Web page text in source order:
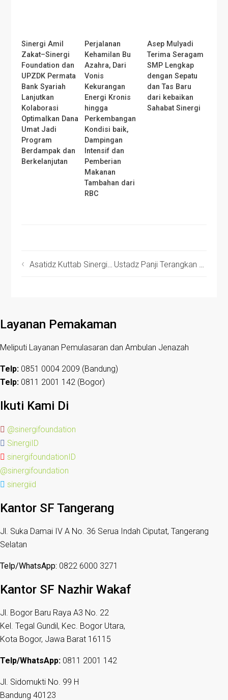
Sinergi Amil
Zakat–Sinergi
Foundation dan
UPZDK Permata
Bank Syariah
Lanjutkan
Kolaborasi
Optimalkan Dana
Umat Jadi
Program
Berdampak dan
Berkelanjutan
Perjalanan
Kehamilan Bu
Azahra, Dari
Vonis
Kekurangan
Energi Kronis
hingga
Perkembangan
Kondisi baik,
Dampingan
Intensif dan
Pemberian
Makanan
Tambahan dari
RBC
Asep Mulyadi
Terima Seragam
SMP Lengkap
dengan Sepatu
dan Tas Baru
dari kebaikan
Sahabat Sinergi
Asatidz Kuttab Sinergi Terus Belajar, Lakukan Studi Banding ke Kuttab Daarussalaam Jogjakarta Ustadz Panji Terangkan Materi tentang Fungsi dan Keutamaan Shalat
Layanan Pemakaman
Meliputi Layanan Pemulasaran dan Ambulan Jenazah
Telp: 0851 0004 2009 (Bandung)
Telp: 0811 2001 142 (Bogor)
Ikuti Kami Di
@sinergifoundation
SinergiID
sinergifoundationID
@sinergifoundation
sinergiid
Kantor SF Tangerang
Jl. Suka Damai IV A No. 36 Serua Indah Ciputat, Tangerang
Selatan
Telp/WhatsApp: 0822 6000 3271
Kantor SF Nazhir Wakaf
Jl. Bogor Baru Raya A3 No. 22
Kel. Tegal Gundil, Kec. Bogor Utara,
Kota Bogor, Jawa Barat 16115
Telp/WhatsApp: 0811 2001 142
Jl. Sidomukti No. 99 H
Bandung 40123